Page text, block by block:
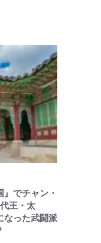
』でチャン・
王・太
なった武闘派